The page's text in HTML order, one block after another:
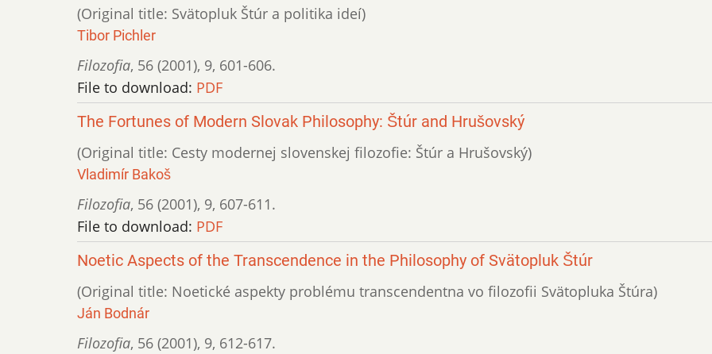
(Original title: Svätopluk Štúr a politika ideí)
Tibor Pichler
Filozofia, 56 (2001), 9, 601-606.
File to download: PDF
The Fortunes of Modern Slovak Philosophy: Štúr and Hrušovský
(Original title: Cesty modernej slovenskej filozofie: Štúr a Hrušovský)
Vladimír Bakoš
Filozofia, 56 (2001), 9, 607-611.
File to download: PDF
Noetic Aspects of the Transcendence in the Philosophy of Svätopluk Štúr
(Original title: Noetické aspekty problému transcendentna vo filozofii Svätopluka Štúra)
Ján Bodnár
Filozofia, 56 (2001), 9, 612-617.